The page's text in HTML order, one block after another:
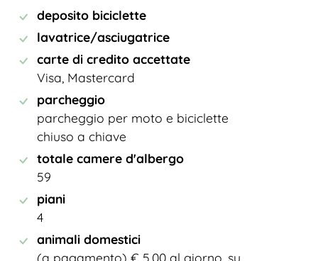
deposito biciclette
lavatrice/asciugatrice
carte di credito accettate
Visa, Mastercard
parcheggio
parcheggio per moto e biciclette
chiuso a chiave
totale camere d'albergo
59
piani
4
animali domestici
(a pagamento) € 5,00 al giorno, su